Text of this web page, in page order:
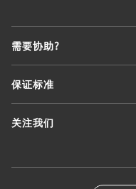
需要协助?
保证标准
关注我们